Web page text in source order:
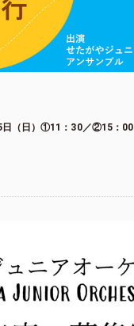
日（日）①11：30／②15：00